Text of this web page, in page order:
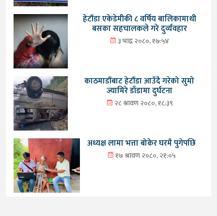
हेटौंडा एकेडेमीकी ८ वर्षिय बालिकामाथी
बसका सहचालकले गरे दुर्व्यवहार
३ भाद्र २०८०, १७:५४
काठमाडौंबाट हेटौंडा आउँदै गरेको सुमो
ज्यामिरे डाँडामा दुर्घटना
२८ श्रावण २०८०, १८:३९
अध्यक्ष लामा भत्ता बोकेर घरमै पुगेपछि
१७ श्रावण २०८०, २१:०५